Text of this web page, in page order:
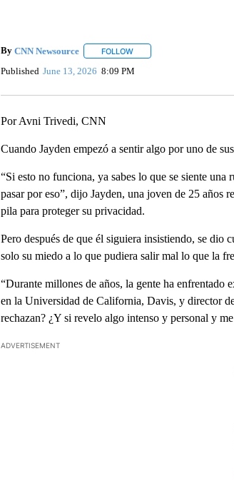
By CNN Newsource FOLLOWFOLLOW "" TO RECEIVE
Published June 13, 2026 8:09 PM
Por Avni Trivedi, CNN
Cuando Jayden empezó a sentir algo por uno de
“Si esto no funciona, ya sabes lo que se siente
pasar por eso”, dijo Jayden, una joven de 25 años
pila para proteger su privacidad.
Pero después de que él siguiera insistiendo, se dio
solo su miedo a lo que pudiera salir mal lo que la
“Durante millones de años, la gente ha enfrentado
en la Universidad de California, Davis, y director
rechazan? ¿Y si revelo algo intenso y personal y
ADVERTISEMENT